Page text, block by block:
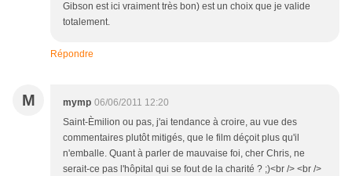
Gibson est ici vraiment très bon) est un choix que je valide
totalement.
Répondre
M mymp 06/06/2011 12:20
Saint-Èmilion ou pas, j'ai tendance à croire, au vue des
commentaires plutôt mitigés, que le film déçoit plus qu'il
n'emballe. Quant à parler de mauvaise foi, cher Chris, ne
serait-ce pas l'hôpital qui se fout de la charité ? ;)<br /> <br />